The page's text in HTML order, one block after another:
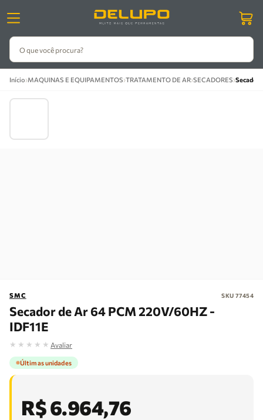
O que você procura?
Início›MAQUINAS E EQUIPAMENTOS›TRATAMENTO DE AR›SECADORES›Secador
SMC SKU 77454
Secador de Ar 64 PCM 220V/60HZ -
IDF11E
★ ★ ★ ★ ★ Avaliar
Últimas unidades
R$6.964,76